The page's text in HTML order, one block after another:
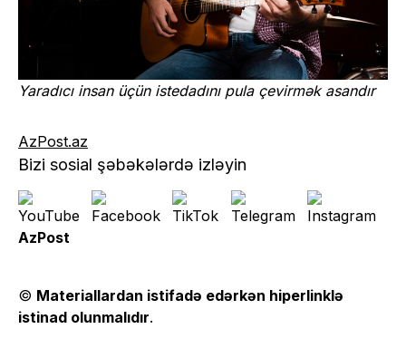
Yaradıcı insan üçün istedadını pula çevirmək asandır
AzPost.az
Bizi sosial şəbəkələrdə izləyin
AzPost
© Materiallardan istifadə edərkən hiperlinklə
istinad olunmalıdır.